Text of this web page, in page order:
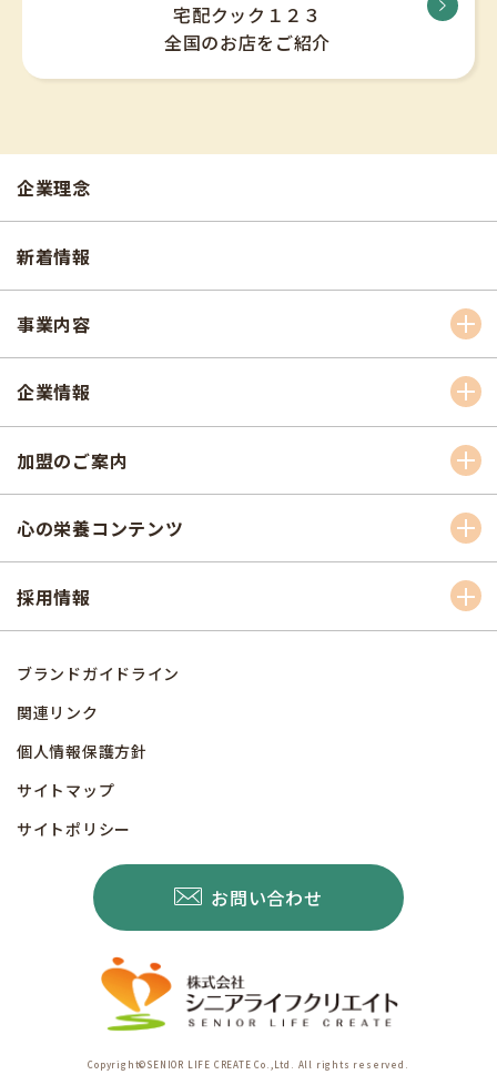
宅配クック１２３
全国のお店をご紹介
企業理念
新着情報
事業内容
企業情報
加盟のご案内
心の栄養コンテンツ
採用情報
ブランドガイドライン
関連リンク
個人情報保護方針
サイトマップ
サイトポリシー
お問い合わせ
Copyright©SENIOR LIFE CREATE Co.,Ltd. All rights reserved.